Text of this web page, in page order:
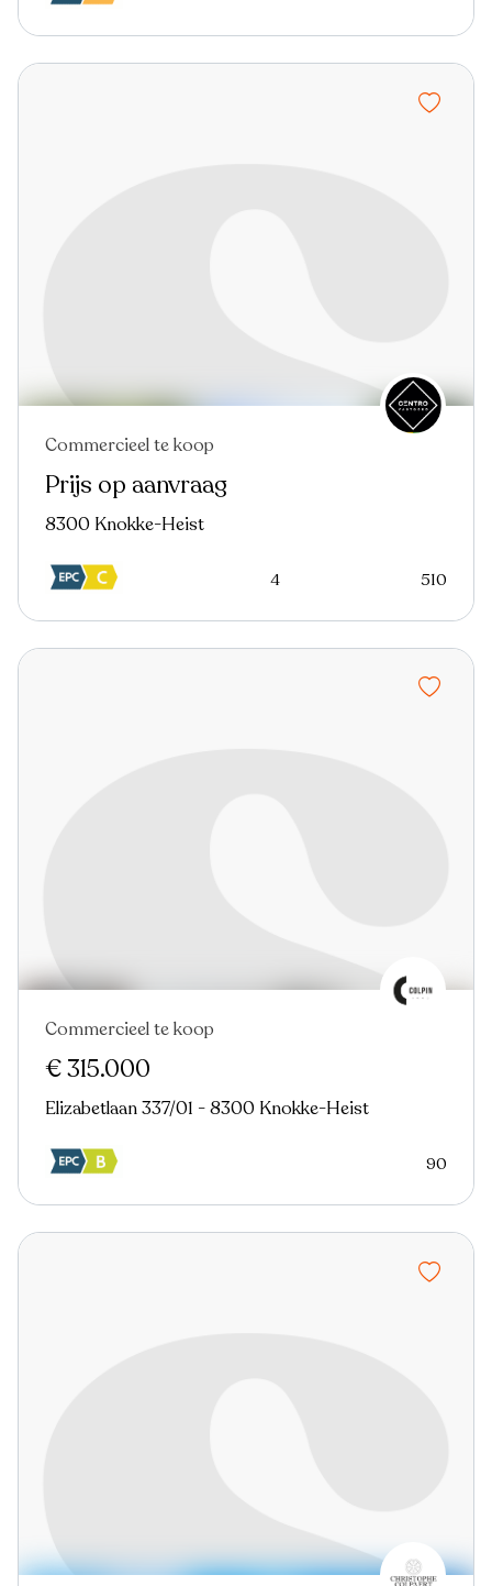
Commercieel te koop
Prijs op aanvraag
8300 Knokke-Heist
4 510
Commercieel te koop
€ 315.000
Elizabetlaan 337/01 - 8300 Knokke-Heist
90